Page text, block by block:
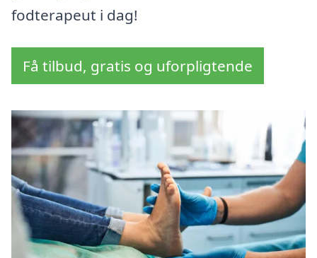
fodterapeut i dag!
Få tilbud, gratis og uforpligtende